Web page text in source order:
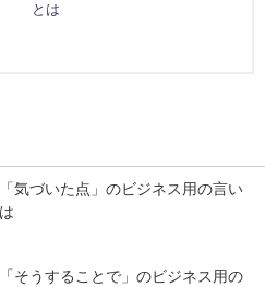
とは
「気づいた点」のビジネス用の言い
「そうすることで」のビジネス用の